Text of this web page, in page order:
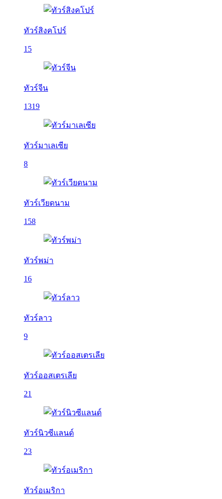
ทัวร์สิงคโปร์
15
ทัวร์จีน
1319
ทัวร์มาเลเซีย
8
ทัวร์เวียดนาม
158
ทัวร์พม่า
16
ทัวร์ลาว
9
ทัวร์ออสเตรเลีย
21
ทัวร์นิวซีแลนด์
23
ทัวร์อเมริกา